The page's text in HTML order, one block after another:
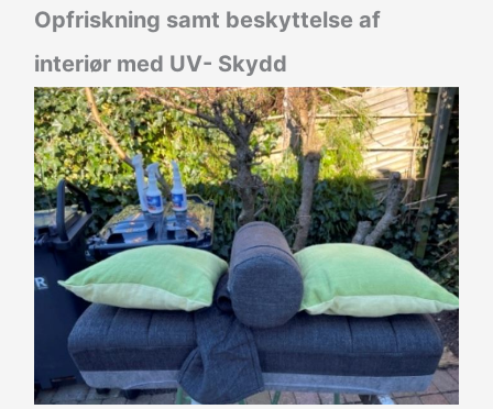
Opfriskning samt beskyttelse af
interiør med UV- Skydd